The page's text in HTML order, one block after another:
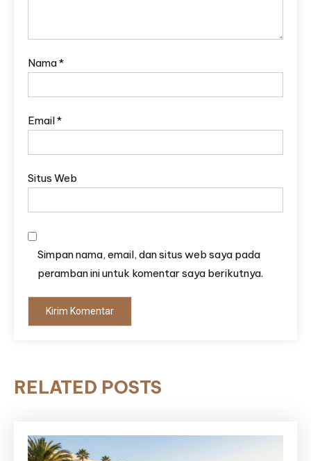
Nama*
Email*
Situs Web
Simpan nama, email, dan situs web saya pada
peramban ini untuk komentar saya berikutnya.
RELATED POSTS